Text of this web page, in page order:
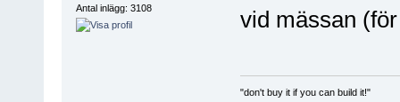
Antal inlägg: 3108
vid mässan
"don't buy it if you can build it!"